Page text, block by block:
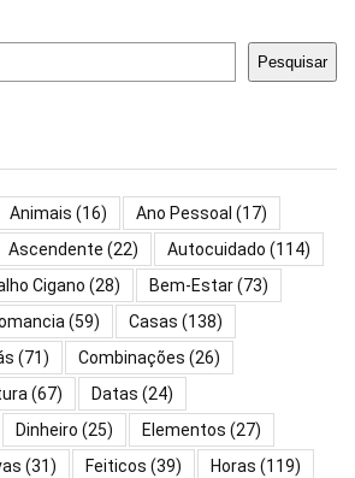
Pesquisar
Animais (16) Ano Pessoal (17)
Ascendente (22) Autocuidado (114)
Cigano (28) Bem-Estar(73)
(59) Casas (138)
(71) Combinações (26)
(67) Datas (24)
Dinheiro (25) Elementos (27)
(31) Feiticos (39) Horas (119)